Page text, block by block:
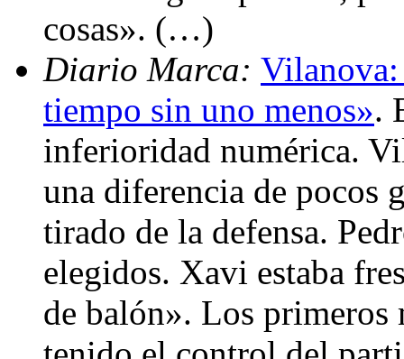
cosas». (…)
Diario Marca: Vilanova:
tiempo sin uno menos».
inferioridad numérica.
una diferencia de pocos
tirado de la defensa.
elegidos. Xavi estaba
de balón». Los primeros